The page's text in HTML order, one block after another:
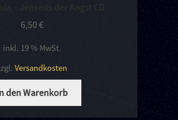
– Jenseits der Angst CD
6,50€
inkl. 19 % MwSt.
Versandkosten
den Warenkorb